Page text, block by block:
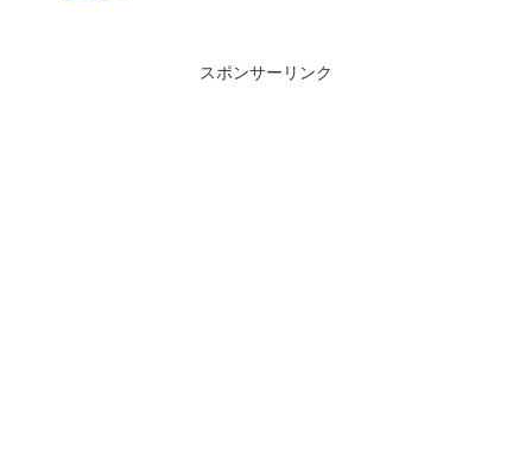
スポンサーリンク